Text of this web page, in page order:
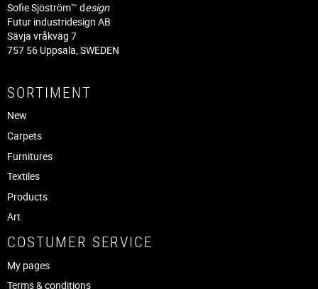
Sofie Sjöström™ design
Futur industridesign AB
Sävja vråkväg 7
757 56 Uppsala, SWEDEN
SORTIMENT
New
Carpets
Furnitures
Textiles
Products
Art
COSTUMER SERVICE
My pages
Terms & conditions